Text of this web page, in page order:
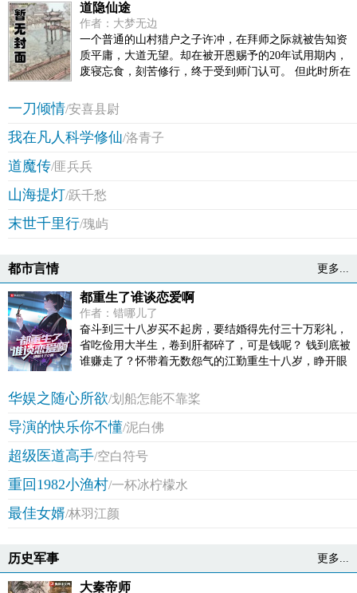
道隐仙途
作者：大梦无边
一个普通的山村猎户之子许冲，在拜师之际就被告知资
质平庸，大道无望。却在被开恩赐予的20年试用期内，
废寝忘食，刻苦修行，终于受到师门认可。 但此时所在
入其中。树欲静而风不止，一波未平一波又起，在这充
默默无闻的小修士，慢慢成长为一代仙侠，在这妖兽横
经历了无数波折和奇异经历，其中那兄弟厚义，红颜情
美女修士，天才俊杰，秘境冒险，瞠目情节，曲折悬
疑，恢弘跌宕！所有精彩尽在《道隐仙途》！
一刀倾情/安喜县尉
我在凡人科学修仙/洛青子
道魔传/匪兵兵
山海提灯/跃千愁
末世千里行/瑰屿
都市言情 更多...
都重生了谁谈恋爱啊
作者：错哪儿了
奋斗到三十八岁买不起房，要结婚得先付三十万彩礼，
省吃俭用大半生，卷到肝都碎了，可是钱呢？ 钱到底被
谁赚走了？怀带着无数怨气的江勤重生十八岁，睁开眼
抢回来，翻个面，在校花惊愕的眼神中写下三行字：打
什么都不能打工，能傍富婆就傍富婆。 钱没了可以再
赚，但良心没了赚的更多！社畜，永不为奴！至于恋
华娱之随心所欲/划船怎能不靠桨
导演的快乐你不懂/泥白佛
超级医道高手/空白符号
重回1982小渔村/一杯冰柠檬水
最佳女婿/林羽江颜
历史军事 更多...
大秦帝师